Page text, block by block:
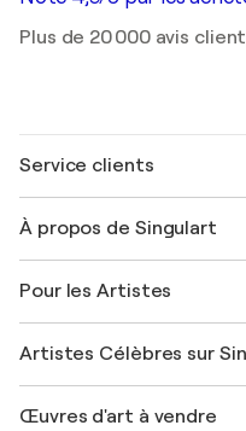
Plus de 20 000 avis
Service clients
Expédition
Offrir une carte cadeau
Rejoignez notre
Mon compte
+33 1 76 44 06 42
À propos de Singulart
FAQ
Magazine Singulart
Emplois
Découvrez une sélection
Pour les Artistes
Se connecter en tant
Artistes Célèbres sur
Marc Chagall
Œuvres d'art à vendre